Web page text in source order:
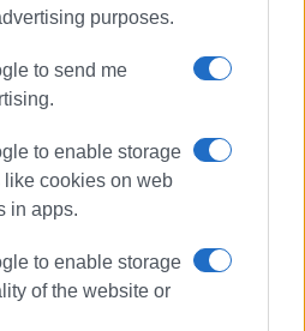
purposes.
to send me
to enable storage
cookies on web
in apps.
to enable storage
of the website or